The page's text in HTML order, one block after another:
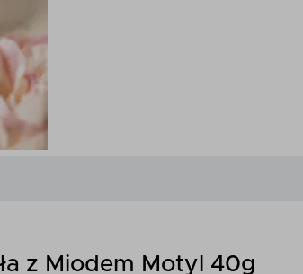
z Miodem Motyl 40g